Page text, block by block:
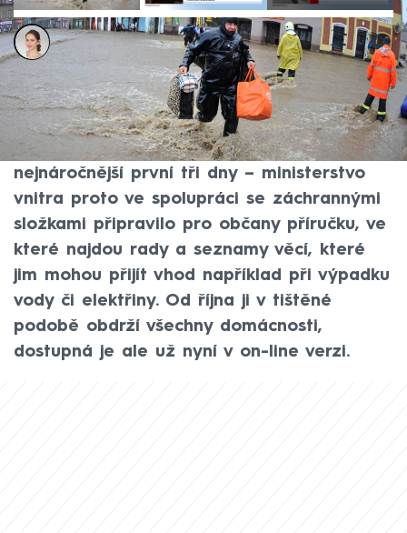
Ivana Syrovátková
4. srp 2025, 18:18
Štěstí přeje připraveným. A v krizových
situacích platí toto přísloví dvojnásob.
Během mimořádných událostí bývají
nejnáročnější první tři dny – ministerstvo
vnitra proto ve spolupráci se záchrannými
složkami připravilo pro občany příručku, ve
které najdou rady a seznamy věcí, které
jim mohou přijít vhod například při výpadku
vody či elektřiny. Od října ji v tištěné
podobě obdrží všechny domácnosti,
dostupná je ale už nyní v on-line verzi.